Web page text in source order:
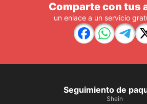
Comparte con tus
un enlace a un servicio
Seguimiento de
Shein